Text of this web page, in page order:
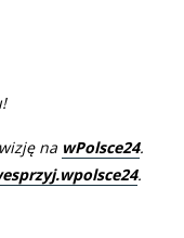
na wPolsce24.
.